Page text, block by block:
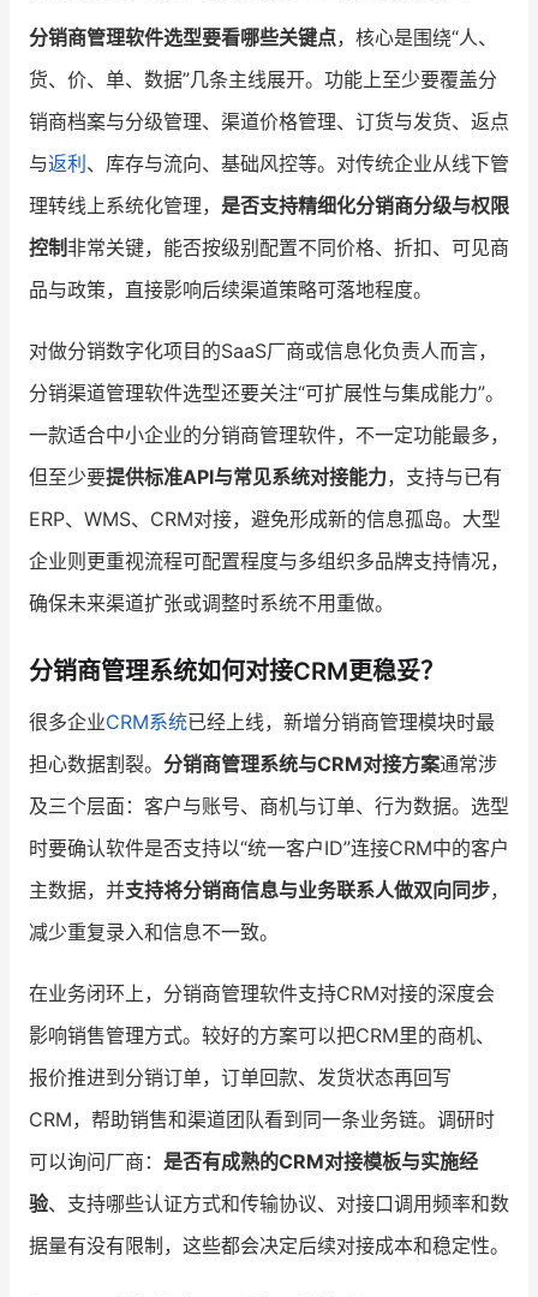
分销商管理软件选型要看哪些关键点，核心是围绕“人、
货、价、单、数据”几条主线展开。功能上至少要覆盖分
销商档案与分级管理、渠道价格管理、订货与发货、返点
与返利、库存与流向、基础风控等。对传统企业从线下管
理转线上系统化管理， 是否支持精细化分销商分级与权限
控制 非常关键，能否按级别配置不同价格、折扣、可见商
品与政策，直接影响后续渠道策略可落地程度。
对做分销数字化项目的SaaS厂商或信息化负责人而言，
分销渠道管理软件选型还要关注“可扩展性与集成能力”。
一款适合中小企业的分销商管理软件，不一定功能最多，
但至少要提供标准API与常见系统对接能力，支持与已有
ERP、WMS、CRM对接，避免形成新的信息孤岛。大型
企业则更重视流程可配置程度与多组织多品牌支持情况，
确保未来渠道扩张或调整时系统不用重做。
分销商管理系统如何对接CRM更稳妥？
很多企业CRM系统已经上线，新增分销商管理模块时最
担心数据割裂。 分销商管理系统与CRM对接方案通常涉
及三个层面：客户与账号、商机与订单、行为数据。选型
时要确认软件是否支持以“统一客户ID”连接CRM中的客户
主数据，并支持将分销商信息与业务联系人做双向同步，
减少重复录入和信息不一致。
在业务闭环上，分销商管理软件支持CRM对接的深度会
影响销售管理方式。较好的方案可以把CRM里的商机、
报价推进到分销订单，订单回款、发货状态再回写
CRM，帮助销售和渠道团队看到同一条业务链。调研时
可以询问厂商： 是否有成熟的CRM对接模板与实施经
验、支持哪些认证方式和传输协议、对接口调用频率和数
据量有没有限制，这些都会决定后续对接成本和稳定性。